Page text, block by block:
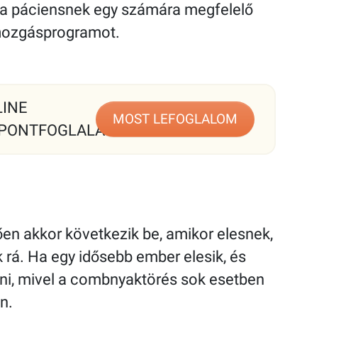
páciensnek egy számára megfelelő
MOST LEFOGLALOM
akkor következik be, amikor elesnek,
Ha egy idősebb ember elesik, és
mivel a combnyaktörés sok esetben